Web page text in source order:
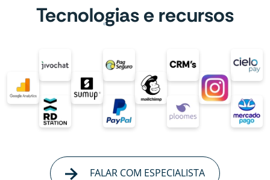
Tecnologias e recursos
FALAR COM ESPECIALISTA